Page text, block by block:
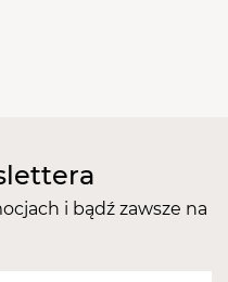
nasyp o gradacji
kolorystycznych:
czarny.
i bądź zawsze na